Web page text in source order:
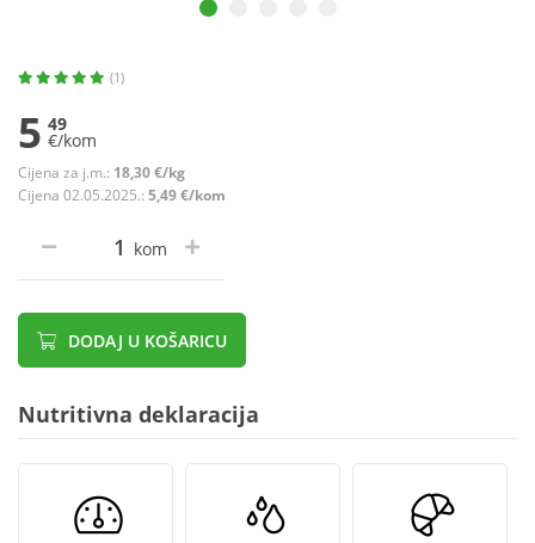
(1)
5 49
€/kom
Cijena za j.m.: 18,30 €/kg
Cijena 02.05.2025.: 5,49 €/kom
kom
DODAJ U KOŠARICU
Nutritivna deklaracija